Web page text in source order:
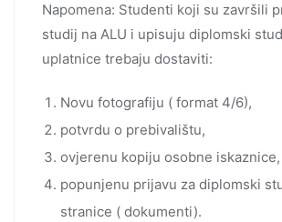
Napomena: Studenti koji su završili
studij na ALU i upisuju diplomski
uplatnice trebaju dostaviti:
Novu fotografiju ( format 4/6),
potvrdu o prebivalištu,
ovjerenu kopiju osobne iskaznice,
popunjenu prijavu za diplomski
stranice ( dokumenti).